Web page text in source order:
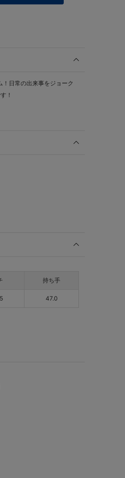
日常の出来事をジョーク
！
持ち手
47.0